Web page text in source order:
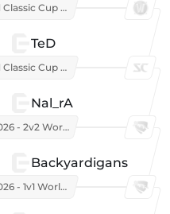
Blizzard Classic Cup 2026
TeD
Blizzard Classic Cup 2026
Nal_rA
RLCS 2026 - 2v2 World Championship
Backyardigans
RLCS 2026 - 1v1 World Championship